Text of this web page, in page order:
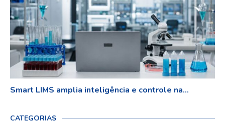
Smart LIMS amplia inteligência e controle na...
CATEGORIAS